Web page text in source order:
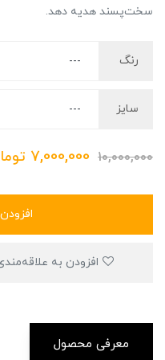
سخت‌پسند هدیه دهد.
رنگ
سایز
10,000,000
7,000,000
معرفی محصول